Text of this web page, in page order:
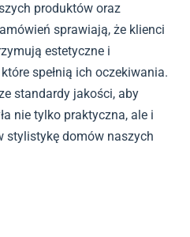
produktów oraz
sprawiają, że klienci
estetyczne i
spełnią ich oczekiwania.
standardy jakości, aby
nie tylko praktyczna, ale i
stylistykę domów naszych